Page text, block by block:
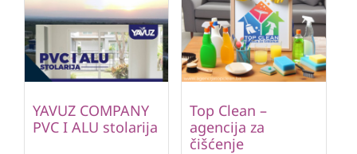
YAVUZ COMPANY
PVC I ALU stolarija
Top Clean –
agencija za
čišćenje